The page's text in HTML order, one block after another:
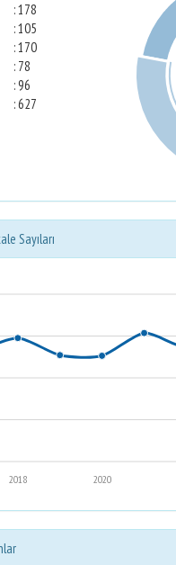
: 178
: 105
: 170
: 78
: 96
: 627
Sayıları
2020
2018